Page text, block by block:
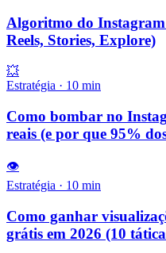
Algoritmo do Instagram
Reels, Stories, Explore)
💥
Estratégia · 10 min
Como bombar no
reais (e por que 95%
👁️
Estratégia · 10 min
Como ganhar
grátis em 2026 (10